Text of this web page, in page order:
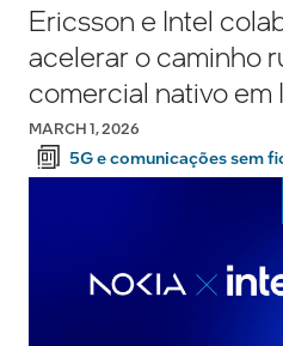
Ericsson e Intel
acelerar o caminho
comercial nativo em
MARCH 1, 2026
5G e comunicações sem